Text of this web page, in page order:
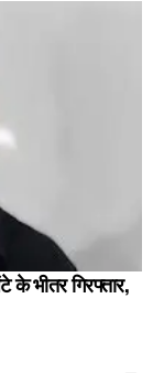
भीतर गिरफ्तार,